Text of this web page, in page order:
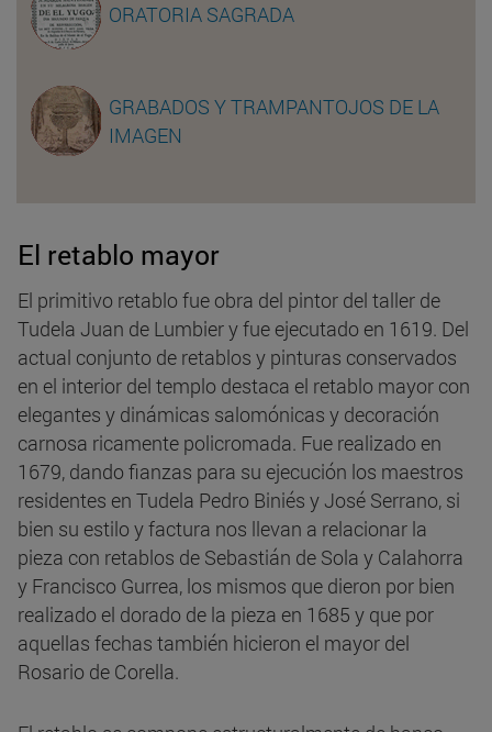
ORATORIA SAGRADA
GRABADOS Y TRAMPANTOJOS DE LA
IMAGEN
El retablo mayor
El primitivo retablo fue obra del pintor del taller de
Tudela Juan de Lumbier y fue ejecutado en 1619. Del
actual conjunto de retablos y pinturas conservados
en el interior del templo destaca el retablo mayor con
elegantes y dinámicas salomónicas y decoración
carnosa ricamente policromada. Fue realizado en
1679, dando fianzas para su ejecución los maestros
residentes en Tudela Pedro Biniés y José Serrano, si
bien su estilo y factura nos llevan a relacionar la
pieza con retablos de Sebastián de Sola y Calahorra
y Francisco Gurrea, los mismos que dieron por bien
realizado el dorado de la pieza en 1685 y que por
aquellas fechas también hicieron el mayor del
Rosario de Corella.